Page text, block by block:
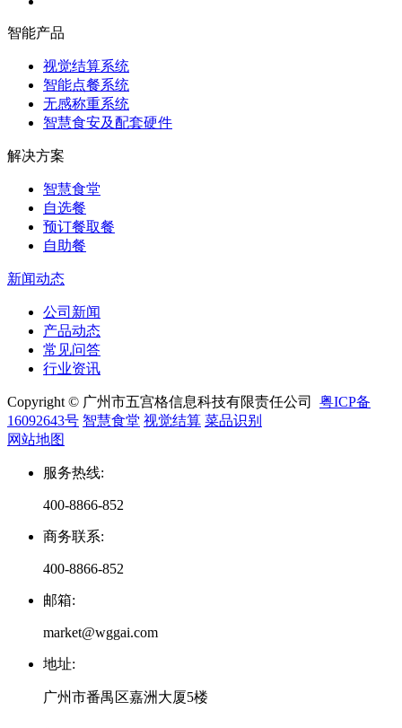
智能产品
视觉结算系统
智能点餐系统
无感称重系统
智慧食安及配套硬件
解决方案
智慧食堂
自选餐
预订餐取餐
自助餐
新闻动态
公司新闻
产品动态
常见问答
行业资讯
Copyright © 广州市五宫格信息科技有限责任公司 粤ICP备
16092643号 智慧食堂 视觉结算 菜品识别
网站地图
服务热线:
400-8866-852
商务联系:
400-8866-852
邮箱:
market@wggai.com
地址:
广州市番禺区嘉洲大厦5楼